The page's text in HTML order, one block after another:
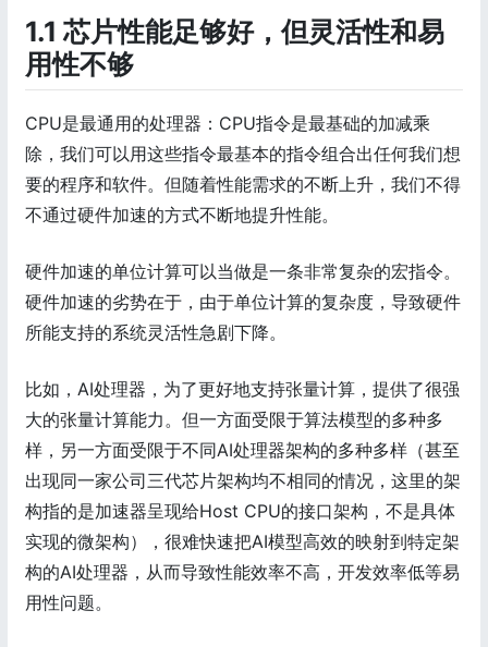
1.1 芯片性能足够好，但灵活性和易
用性不够
CPU是最通用的处理器：CPU指令是最基础的加减乘
除，我们可以用这些指令最基本的指令组合出任何我们想
要的程序和软件。但随着性能需求的不断上升，我们不得
不通过硬件加速的方式不断地提升性能。
硬件加速的单位计算可以当做是一条非常复杂的宏指令。
硬件加速的劣势在于，由于单位计算的复杂度，导致硬件
所能支持的系统灵活性急剧下降。
比如，AI处理器，为了更好地支持张量计算，提供了很强
大的张量计算能力。但一方面受限于算法模型的多种多
样，另一方面受限于不同AI处理器架构的多种多样（甚至
出现同一家公司三代芯片架构均不相同的情况，这里的架
构指的是加速器呈现给Host CPU的接口架构，不是具体
实现的微架构），很难快速把AI模型高效的映射到特定架
构的AI处理器，从而导致性能效率不高，开发效率低等易
用性问题。